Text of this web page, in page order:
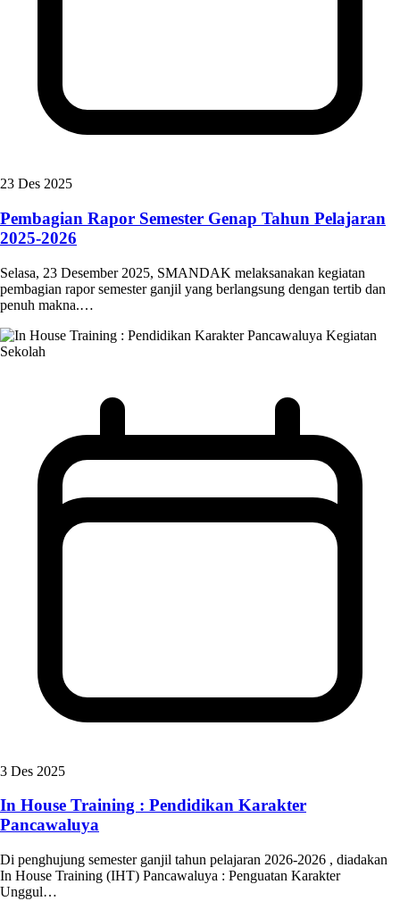
23 Des 2025
Pembagian Rapor Semester Genap Tahun Pelajaran
2025-2026
Selasa, 23 Desember 2025, SMANDAK melaksanakan kegiatan
pembagian rapor semester ganjil yang berlangsung dengan tertib dan
penuh makna.…
Kegiatan
Sekolah
3 Des 2025
In House Training : Pendidikan Karakter
Pancawaluya
Di penghujung semester ganjil tahun pelajaran 2026-2026 , diadakan
In House Training (IHT) Pancawaluya : Penguatan Karakter
Unggul…